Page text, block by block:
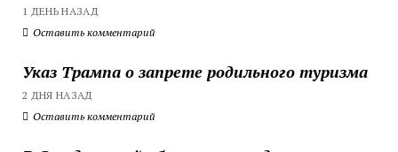
1 ДЕНЬ НАЗАД
Оставить комментарий
Указ Трампа о запрете родильного туризма
2 ДНЯ НАЗАД
Оставить комментарий